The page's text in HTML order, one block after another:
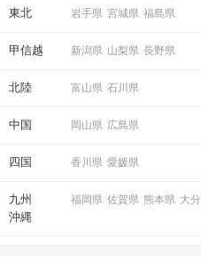
両想いだったらマッチング成功
東北 岩手県 宮城県 福島県
甲信越 新潟県 山梨県 長野県
北陸 富山県 石川県
中国 岡山県 広島県
四国 香川県 愛媛県
九州
沖縄
福岡県 佐賀県 熊本県 大